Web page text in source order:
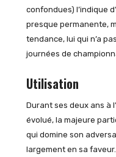
confondues) l’indique
presque permanente,
tendance, lui qui n’a
journées de
Utilisation
Durant ses deux ans à
évolué, la majeure
qui domine son
largement en sa